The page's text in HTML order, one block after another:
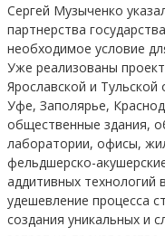
Сергей Музыченко
партнерства
необходимое условие
Уже реализованы
Ярославской и Тульской
Уфе, Заполярье,
общественные здания,
лаборатории, офисы,
фельдшерско-
аддитивных технологий
удешевление процесса
создания уникальных и